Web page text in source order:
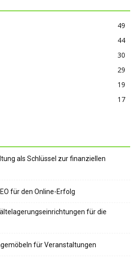
49
44
30
29
19
17
als Schlüssel zur finanziellen
für den Online-Erfolg
für die
für Veranstaltungen